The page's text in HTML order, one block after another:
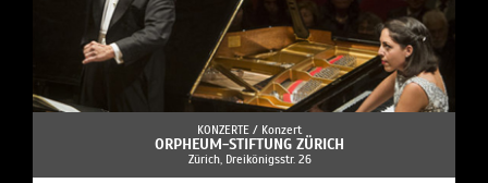
KONZERTE / Konzert
ORPHEUM-STIFTUNG ZÜRICH
Zürich, Dreikönigsstr. 26